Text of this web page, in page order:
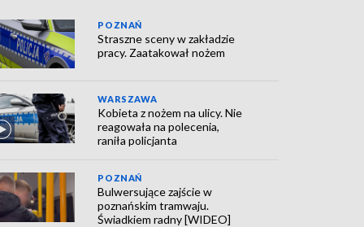
POZNAŃ
Straszne sceny w zakładzie
pracy. Zaatakował nożem
WARSZAWA
Kobieta z nożem na ulicy. Nie
reagowała na polecenia,
raniła policjanta
POZNAŃ
Bulwersujące zajście w
poznańskim tramwaju.
Świadkiem radny [WIDEO]